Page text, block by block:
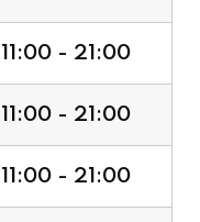
11:00 - 21:00
11:00 - 21:00
11:00 - 21:00